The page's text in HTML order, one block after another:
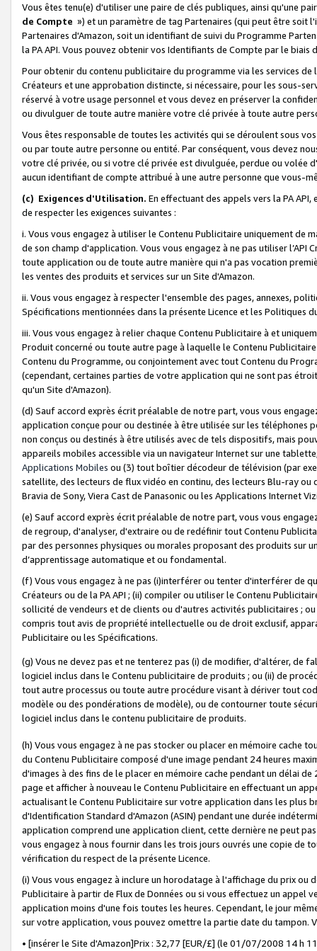
Vous êtes tenu(e) d'utiliser une paire de clés publiques, ainsi qu'une
de Compte ») et un paramètre de tag Partenaires (qui peut être soit
Partenaires d'Amazon, soit un identifiant de suivi du Programme
la PA API. Vous pouvez obtenir vos Identifiants de Compte par le biais
Pour obtenir du contenu publicitaire du programme via les services
Créateurs et une approbation distincte, si nécessaire, pour les sous-
réservé à votre usage personnel et vous devez en préserver la
ou divulguer de toute autre manière votre clé privée à toute autre
Vous êtes responsable de toutes les activités qui se déroulent sous
ou par toute autre personne ou entité. Par conséquent, vous devez
votre clé privée, ou si votre clé privée est divulguée, perdue ou volée
aucun identifiant de compte attribué à une autre personne que vous-
(c) Exigences d'Utilisation. En effectuant des appels vers la PA
de respecter les exigences suivantes :
i. Vous vous engagez à utiliser le Contenu Publicitaire uniquement de
de son champ d'application. Vous vous engagez à ne pas utiliser l’API
toute application ou de toute autre manière qui n'a pas vocation
les ventes des produits et services sur un Site d'Amazon.
ii. Vous vous engagez à respecter l'ensemble des pages, annexes,
Spécifications mentionnées dans la présente Licence et les Politiques
iii. Vous vous engagez à relier chaque Contenu Publicitaire à et
Produit concerné ou toute autre page à laquelle le Contenu
Contenu du Programme, ou conjointement avec tout Contenu du
(cependant, certaines parties de votre application qui ne sont pas
qu'un Site d'Amazon).
(d) Sauf accord exprès écrit préalable de notre part, vous vous
application conçue pour ou destinée à être utilisée sur les téléphones
non conçus ou destinés à être utilisés avec de tels dispositifs, mais
appareils mobiles accessible via un navigateur Internet sur une
Applications Mobiles ou (3) tout boîtier décodeur de télévision (par
satellite, des lecteurs de flux vidéo en continu, des lecteurs Blu-ray
Bravia de Sony, Viera Cast de Panasonic ou les Applications Internet
(e) Sauf accord exprès écrit préalable de notre part, vous vous
de regroup, d'analyser, d'extraire ou de redéfinir tout Contenu
par des personnes physiques ou morales proposant des produits sur
d’apprentissage automatique et ou fondamental.
(f) Vous vous engagez à ne pas (i)interférer ou tenter d'interférer de
Créateurs ou de la PA API ; (ii) compiler ou utiliser le Contenu
sollicité de vendeurs et de clients ou d'autres activités publicitaires ;
compris tout avis de propriété intellectuelle ou de droit exclusif,
Publicitaire ou les Spécifications.
(g) Vous ne devez pas et ne tenterez pas (i) de modifier, d'altérer, de
logiciel inclus dans le Contenu publicitaire de produits ; ou (ii) de
tout autre processus ou toute autre procédure visant à dériver tout
modèle ou des pondérations de modèle), ou de contourner toute
logiciel inclus dans le contenu publicitaire de produits.
(h) Vous vous engagez à ne pas stocker ou placer en mémoire cache
du Contenu Publicitaire composé d'une image pendant 24 heures
d'images à des fins de le placer en mémoire cache pendant un délai
page et afficher à nouveau le Contenu Publicitaire en effectuant un
actualisant le Contenu Publicitaire sur votre application dans les plus
d'Identification Standard d'Amazon (ASIN) pendant une durée
application comprend une application client, cette dernière ne peut
vous engagez à nous fournir dans les trois jours ouvrés une copie de
vérification du respect de la présente Licence.
(i) Vous vous engagez à inclure un horodatage à l'affichage du prix
Publicitaire à partir de Flux de Données ou si vous effectuez un appel
application moins d'une fois toutes les heures. Cependant, le jour
sur votre application, vous pouvez omettre la partie date du tampon.
• [insérer le Site d'Amazon]Prix : 32,77 [EUR/£] (le 01/07/2008 14 h